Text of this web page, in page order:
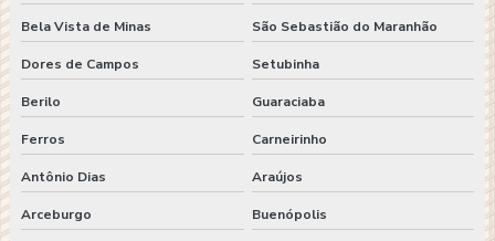
Bela Vista de Minas São Sebastião do Maranhão
Dores de Campos Setubinha
Berilo Guaraciaba
Ferros Carneirinho
Antônio Dias Araújos
Arceburgo Buenópolis